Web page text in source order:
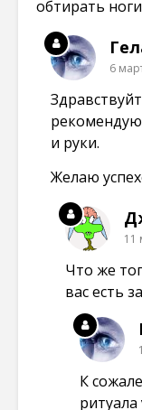
обтирать
6
и руки.
Желаю
11
Что же
вас есть
К